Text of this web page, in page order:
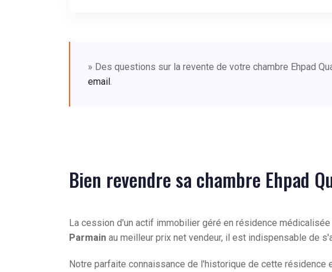
» Des questions sur la revente de votre chambre Ehpad
email
Bien revendre sa chambre Ehpad
La cession d'un actif immobilier géré en résidence
Parmain au meilleur prix net vendeur, il est indispensable de
Notre parfaite connaissance de l'historique de cette résidence